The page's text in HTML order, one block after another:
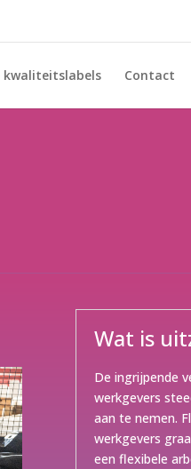
kwaliteitslabels Contact
Wat is
De ingrijpende
werkgevers
aan te nemen.
werkgevers
een flexibele